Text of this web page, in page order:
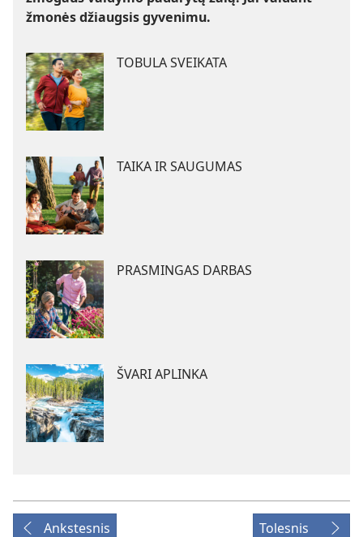
žmonės džiaugsis gyvenimu.
TOBULA SVEIKATA
TAIKA IR SAUGUMAS
PRASMINGAS DARBAS
ŠVARI APLINKA
Ankstesnis Tolesnis